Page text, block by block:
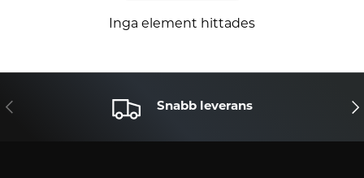
Inga element hittades
TIDIGARE Snabb leverans